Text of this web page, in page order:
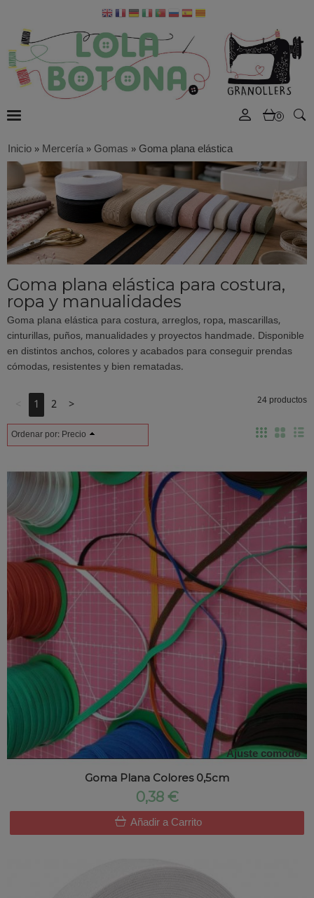
0
Inicio»Mercería»Gomas »Goma plana elástica
Goma plana elástica para costura,
ropa y manualidades
Goma plana elástica para costura, arreglos, ropa, mascarillas,
cinturillas, puños, manualidades y proyectos handmade. Disponible
en distintos anchos, colores y acabados para conseguir prendas
cómodas, resistentes y bien rematadas.
1 2 > 24 productos
Ordenar por: Precio
Ajuste comodo
Goma Plana Colores 0,5cm
0,38 €
Añadir a Carrito